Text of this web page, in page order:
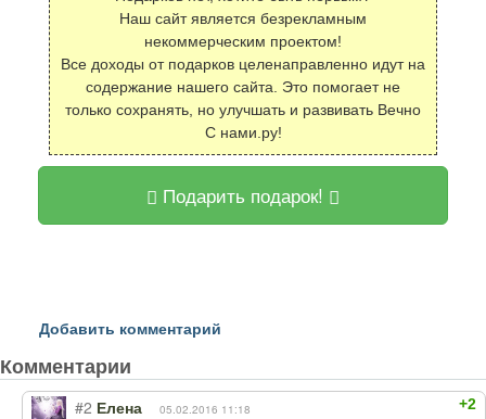
Наш сайт является безрекламным
некоммерческим проектом!
Все доходы от подарков целенаправленно идут на
содержание нашего сайта. Это помогает не
только сохранять, но улучшать и развивать Вечно
С нами.ру!
Подарить подарок!
Добавить комментарий
Комментарии
+2
#2 Елена 05.02.2016 11:18